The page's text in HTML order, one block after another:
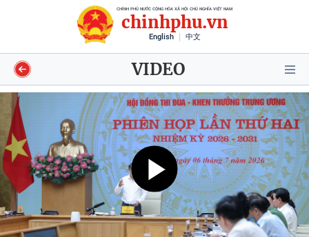
CHÍNH PHỦ NƯỚC CỘNG HÒA XÃ HỘI CHỦ NGHĨA VIỆT NAM
chinhphu.vn
English 中文
VIDEO
Video
Voices
Shorts video